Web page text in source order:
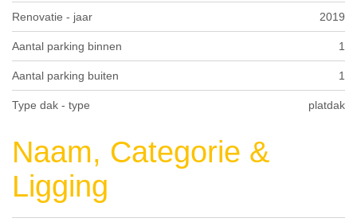
Renovatie - jaar 2019
Aantal parking binnen 1
Aantal parking buiten 1
Type dak - type platdak
Naam, Categorie &
Ligging